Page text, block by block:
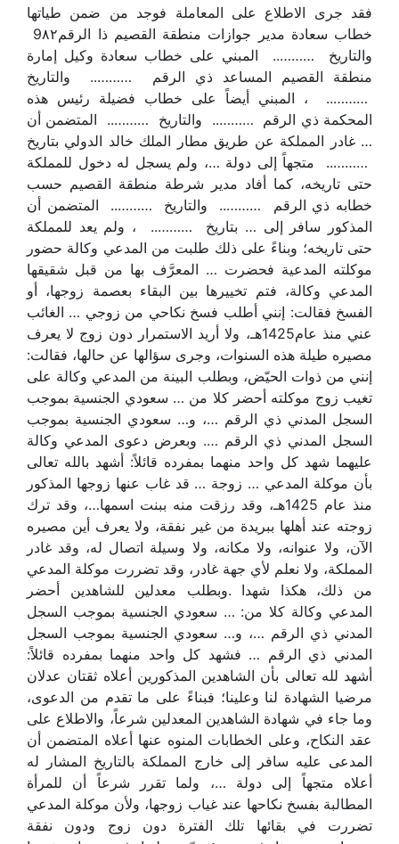
فقد جرى الاطلاع على المعاملة فوجد من ضمن طياتها
والتاريخ ……….. المبني على خطاب سعادة وكيل إمارة
منطقة القصيم المساعد ذي الرقم ……….. والتاريخ
……….. ، المبني أيضاً على خطاب فضيلة رئيس هذه
المحكمة ذي الرقم ……….. والتاريخ ……….. المتضمن أن
… غادر المملكة عن طريق مطار الملك خالد الدولي بتاريخ
……….. متجهاً إلى دولة …، ولم يسجل له دخول للمملكة
حتى تاريخه، كما أفاد مدير شرطة منطقة القصيم حسب
خطابه ذي الرقم ……….. والتاريخ ……….. المتضمن أن
المذكور سافر إلى … بتاريخ ……….. ، ولم يعد للمملكة
حتى تاريخه؛ وبناءً على ذلك طلبت من المدعي وكالة حضور
موكلته المدعية فحضرت … المعرَّف بها من قبل شقيقها
المدعي وكالة، فتم تخييرها بين البقاء بعصمة زوجها، أو
الفسخ فقالت: إنني أطلب فسخ نكاحي من زوجي … الغائب
عني منذ عام1425هـ، ولا أريد الاستمرار دون زوج لا يعرف
مصيره طيلة هذه السنوات، وجرى سؤالها عن حالها، فقالت:
إنني من ذوات الحيّض، وبطلب البينة من المدعي وكالة على
تغيب زوج موكلته أحضر كلا من … سعودي الجنسية بموجب
السجل المدني ذي الرقم …، و… سعودي الجنسية بموجب
السجل المدني ذي الرقم …. وبعرض دعوى المدعي وكالة
عليهما شهد كل واحد منهما بمفرده قائلاً: أشهد بالله تعالى
بأن موكلة المدعي … زوجة … قد غاب عنها زوجها المذكور
منذ عام 1425هـ، وقد رزقت منه ببنت اسمها…، وقد ترك
زوجته عند أهلها ببريدة من غير نفقة، ولا يعرف أين مصيره
الآن، ولا عنوانه، ولا مكانه، ولا وسيلة اتصال له، وقد غادر
المملكة، ولا نعلم لأي جهة غادر، وقد تضررت موكلة المدعي
من ذلك، هكذا شهدا .وبطلب معدلين للشاهدين أحضر
المدعي وكالة كلا من: … سعودي الجنسية بموجب السجل
المدني ذي الرقم …، و… سعودي الجنسية بموجب السجل
المدني ذي الرقم … فشهد كل واحد منهما بمفرده قائلاً:
أشهد لله تعالى بأن الشاهدين المذكورين أعلاه ثقتان عدلان
مرضيا الشهادة لنا وعلينا؛ فبناءً على ما تقدم من الدعوى،
وما جاء في شهادة الشاهدين المعدلين شرعاً، والاطلاع على
عقد النكاح، وعلى الخطابات المنوه عنها أعلاه المتضمن أن
المدعى عليه سافر إلى خارج المملكة بالتاريخ المشار له
أعلاه متجهاً إلى دولة …، ولما تقرر شرعاً أن للمرأة
المطالبة بفسخ نكاحها عند غياب زوجها، ولأن موكلة المدعي
تضررت في بقائها تلك الفترة دون زوج ودون نفقة